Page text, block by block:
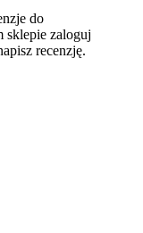
do
sklepie zaloguj
recenzję.